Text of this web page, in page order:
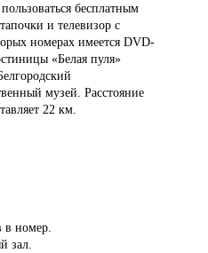
бесплатным
и телевизор с
номерах имеется DVD-
«Белая пуля»
музей. Расстояние
22 км.
в номер.
зал.